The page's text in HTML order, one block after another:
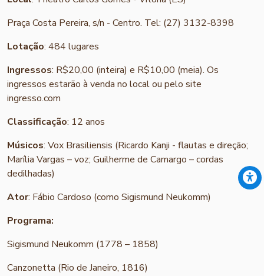
Praça Costa Pereira, s/n - Centro. Tel: (27) 3132-8398
Lotação: 484 lugares
Ingressos: R$20,00 (inteira) e R$10,00 (meia). Os
ingressos estarão à venda no local ou pelo site
ingresso.com
Classificação: 12 anos
Músicos: Vox Brasiliensis (Ricardo Kanji - flautas e direção;
Marília Vargas – voz; Guilherme de Camargo – cordas
dedilhadas)
Ator: Fábio Cardoso (como Sigismund Neukomm)
Programa:
Sigismund Neukomm (1778 – 1858)
Canzonetta (Rio de Janeiro, 1816)